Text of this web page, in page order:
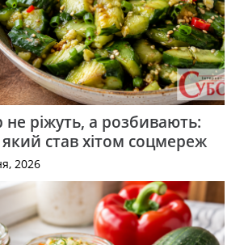
не ріжуть, а розбивають:
який став хітом соцмереж
2026